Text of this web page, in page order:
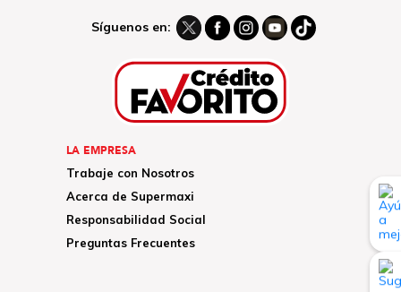
Síguenos en:
LA EMPRESA
Trabaje con Nosotros
Acerca de Supermaxi
Responsabilidad Social
Preguntas Frecuentes